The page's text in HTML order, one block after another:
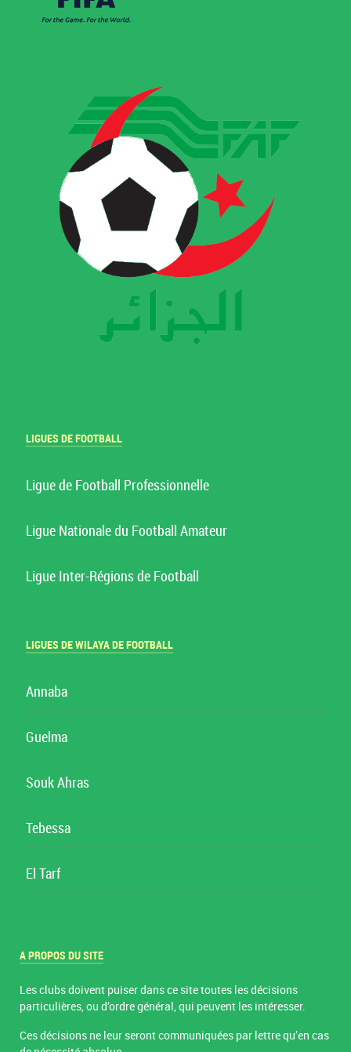
LIGUES DE FOOTBALL
Ligue de Football Professionnelle
Ligue Nationale du Football Amateur
Ligue Inter-Régions de Football
LIGUES DE WILAYA DE FOOTBALL
Annaba
Guelma
Souk Ahras
Tebessa
El Tarf
A PROPOS DU SITE
Les clubs doivent puiser dans ce site toutes les décisions
particulières, ou d’ordre général, qui peuvent les intéresser.
Ces décisions ne leur seront communiquées par lettre qu’en cas